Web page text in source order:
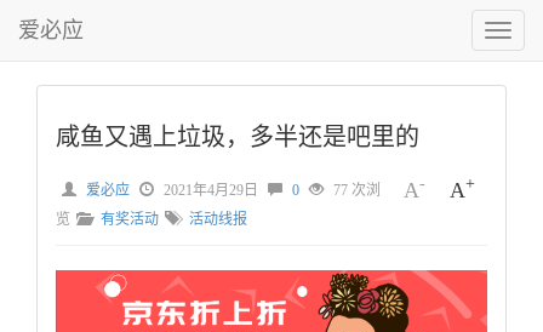
切
换
菜
爱必应
咸鱼又遇上垃圾，多半还是吧里的
A- A+
爱必应 2021年4月29日 0
77 次浏
览
有奖活动 活动线报